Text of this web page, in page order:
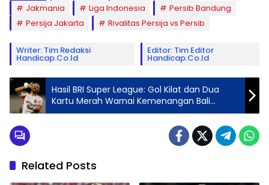
Jakmania
Liga Indonesia
Persib Bandung
Persija Jakarta
Rivalitas Persija vs Persib
Writer: Tim Redaksi
Handicap.co.id
Editor: Tim Editor
Handicap.co.id
Hasil BRI Super League: Gol Kilat dan Dua
Kartu Merah Warnai Kemenangan Bali
United atas PSM Makassar
Related Posts